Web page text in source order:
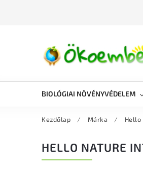
BIOLÓGIAI NÖVÉNYVÉDELEM
Kezdőlap / Márka /
HELLO NATURE